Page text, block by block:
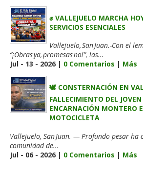
✊ VALLEJUELO MARCHA
SERVICIOS ESENCIALES
Vallejuelo, San Juan.-Con el
“¡Obras ya, promesas no!”, las...
Jul - 13 - 2026 | 0 Comentarios | Más
🕊️ CONSTERNACIÓN EN
FALLECIMIENTO DEL
ENCARNACIÓN MONTERO
MOTOCICLETA
Vallejuelo, San Juan. — Profundo pesar ha
comunidad de...
Jul - 06 - 2026 | 0 Comentarios | Más